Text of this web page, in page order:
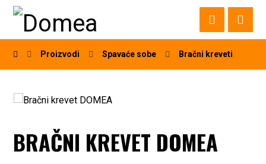
Proizvodi Spavaće sobe Bračni kreveti
BRAČNI KREVET DOMEA